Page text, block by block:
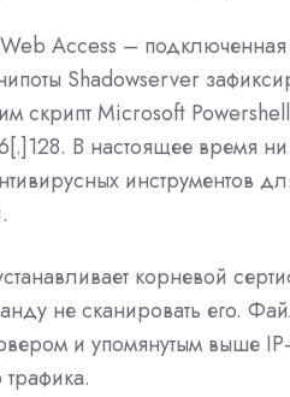
Access – подключенная
Shadowserver
скрипт Microsoft
В настоящее время
инструментов
корневой
не сканировать его.
и упомянутым выше